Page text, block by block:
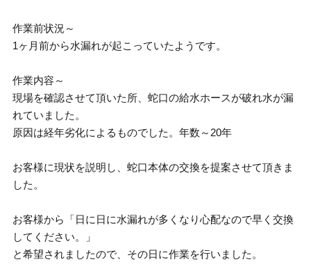
作業前状況～
1ヶ月前から水漏れが起こっていたようです。
作業内容～
現場を確認させて頂いた所、蛇口の給水ホースが破れ水が漏
れていました。
原因は経年劣化によるものでした。年数～20年
お客様に現状を説明し、蛇口本体の交換を提案させて頂きま
した。
お客様から「日に日に水漏れが多くなり心配なので早く交換
してください。」
と希望されましたので、その日に作業を行いました。